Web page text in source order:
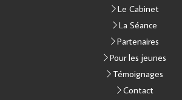
Le Cabinet
La Séance
Partenaires
Pour les jeunes
Témoignages
Contact